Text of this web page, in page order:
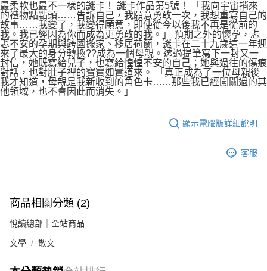
最柔軟也最不一樣的謎卡！ 謎卡作品第5號！ 「我向宇宙捎來
的禮物點點頭……告訴自己，我願意勇敢一次，我想重寫自己的
故事……我變了，我變得願意，即使從今以後我不再是從前的
我。我已經因為你而成為更勇敢的我。」 預期之外的懷孕，忐
忑不安的孕期與跨國搬家、移居荷蘭，謎卡在二十九歲這一年迎
來了最大的身分轉換??成為一個母親。透過提筆寫下一封又一
封信，她既寫給兒子，也寫給惶惶不安的自己；她與過往的傷痕
對話，也對肚子裡的寶寶如實道來。 「真正成為了一位母親後
我才知道，母親是我新收到的角色卡……那些我已經闖關過的其
他領域，也不會因此而消失。」
顯示電腦版詳細說明
客服
商品相關分類 (2)
悅讀總部｜全站商品
文學 散文